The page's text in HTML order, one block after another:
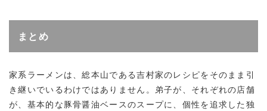
まとめ
家系ラーメンは、総本山である吉村家のレシピをそのまま引
き継いでいるわけではありません。弟子が、それぞれの店舗
が、基本的な豚骨醤油ベースのスープに、個性を追求した独